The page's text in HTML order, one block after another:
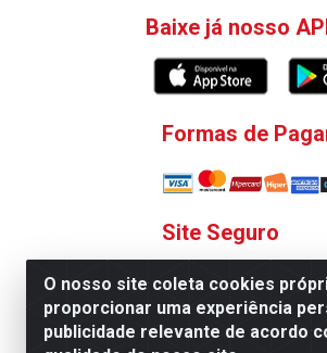
O nosso site coleta cookies
proporcionar uma experiência
publicidade relevante de acordo
Baixe já nosso
Formas de
Site Seguro